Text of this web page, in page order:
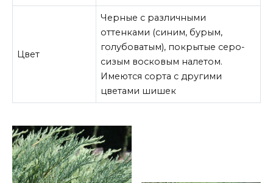
Цвет
Черные с различными
оттенками (синим, бурым,
голубоватым), покрытые серо-
сизым восковым налетом.
Имеются сорта с другими
цветами шишек